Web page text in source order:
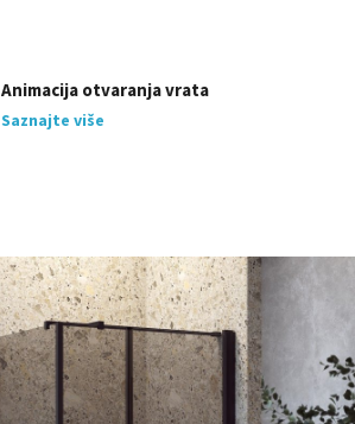
Animacija otvaranja vrata
Saznajte više